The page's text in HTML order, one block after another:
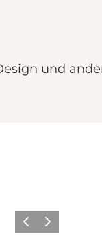
und
ZurückWeiter